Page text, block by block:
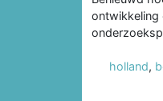
ontwikkeling
holland,